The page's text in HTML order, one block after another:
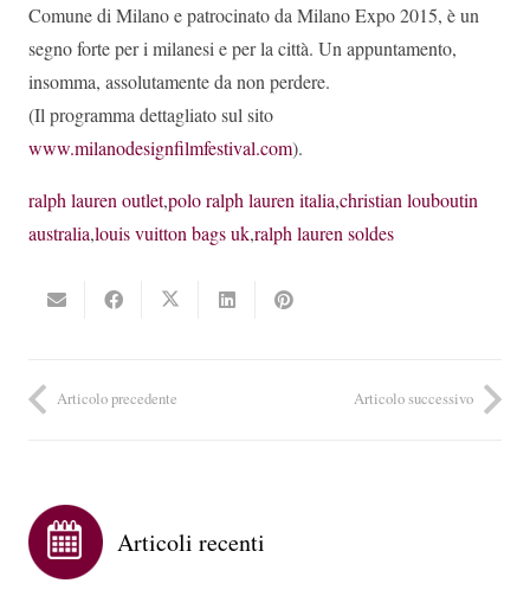
Comune di Milano e patrocinato da Milano Expo 2015, è un
segno forte per i milanesi e per la città. Un appuntamento,
insomma, assolutamente da non perdere.
(Il programma dettagliato sul sito
www.milanodesignfilmfestival.com).
ralph lauren outlet,polo ralph lauren italia,christian louboutin
australia,louis vuitton bags uk,ralph lauren soldes
Articolo precedente Articolo successivo
Articoli recenti